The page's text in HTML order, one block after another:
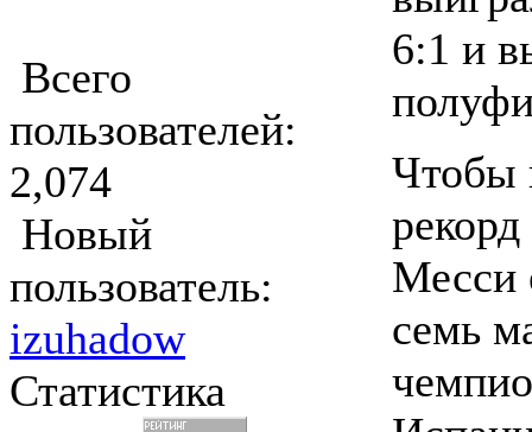
Всего
пользователей:
2,074
Новый
пользователь:
izuhadow
Статистика
6:1 и
Чтобы
Месси
семь